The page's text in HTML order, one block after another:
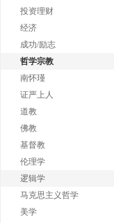
投资理财
经济
成功/励志
哲学宗教
南怀瑾
证严上人
道教
佛教
基督教
伦理学
逻辑学
马克思主义哲学
美学